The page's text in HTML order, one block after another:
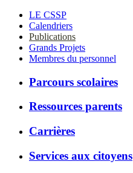
LE CSSP
Calendriers
Publications
Grands Projets
Membres du personnel
Parcours scolaires
Ressources parents
Carrières
Services aux citoyens